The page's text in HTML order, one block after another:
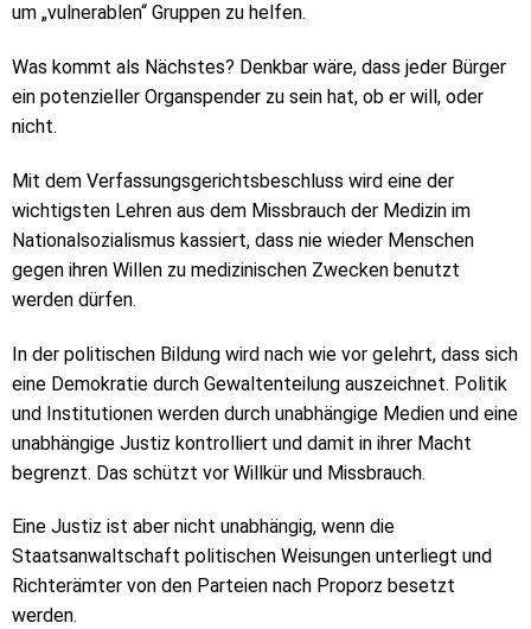
um „vulnerablen“ Gruppen zu helfen.
Was kommt als Nächstes? Denkbar wäre, dass jeder Bürger
ein potenzieller Organspender zu sein hat, ob er will, oder
nicht.
Mit dem Verfassungsgerichtsbeschluss wird eine der
wichtigsten Lehren aus dem Missbrauch der Medizin im
Nationalsozialismus kassiert, dass nie wieder Menschen
gegen ihren Willen zu medizinischen Zwecken benutzt
werden dürfen.
In der politischen Bildung wird nach wie vor gelehrt, dass sich
eine Demokratie durch Gewaltenteilung auszeichnet. Politik
und Institutionen werden durch unabhängige Medien und eine
unabhängige Justiz kontrolliert und damit in ihrer Macht
begrenzt. Das schützt vor Willkür und Missbrauch.
Eine Justiz ist aber nicht unabhängig, wenn die
Staatsanwaltschaft politischen Weisungen unterliegt und
Richterämter von den Parteien nach Proporz besetzt
werden.